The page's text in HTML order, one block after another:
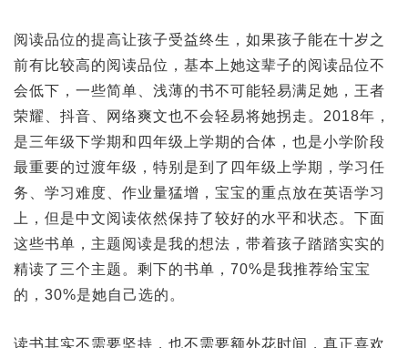
阅读品位的提高让孩子受益终生，如果孩子能在十岁之
前有比较高的阅读品位，基本上她这辈子的阅读品位不
会低下，一些简单、浅薄的书不可能轻易满足她，王者
荣耀、抖音、网络爽文也不会轻易将她拐走。2018年，
是三年级下学期和四年级上学期的合体，也是小学阶段
最重要的过渡年级，特别是到了四年级上学期，学习任
务、学习难度、作业量猛增，宝宝的重点放在英语学习
上，但是中文阅读依然保持了较好的水平和状态。下面
这些书单，主题阅读是我的想法，带着孩子踏踏实实的
精读了三个主题。剩下的书单，70%是我推荐给宝宝
的，30%是她自己选的。
读书其实不需要坚持，也不需要额外花时间，真正喜欢